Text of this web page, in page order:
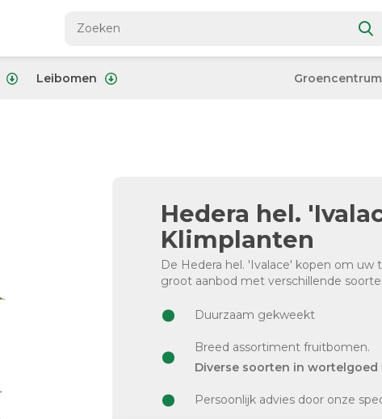
Leibomen Groencentrum
Hedera hel.
Klimplanten
De Hedera hel. 'Ivalace' kopen om
groot aanbod met verschillende
Duurzaam gekweekt
Breed assortiment fruitbomen.
Diverse soorten in wortelgoed
Persoonlijk advies door onze